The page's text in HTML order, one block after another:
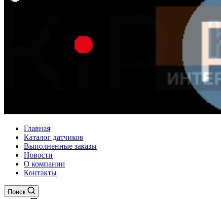
Главная
Каталог датчиков
Выполненные заказы
Новости
О компании
Контакты
Поиск